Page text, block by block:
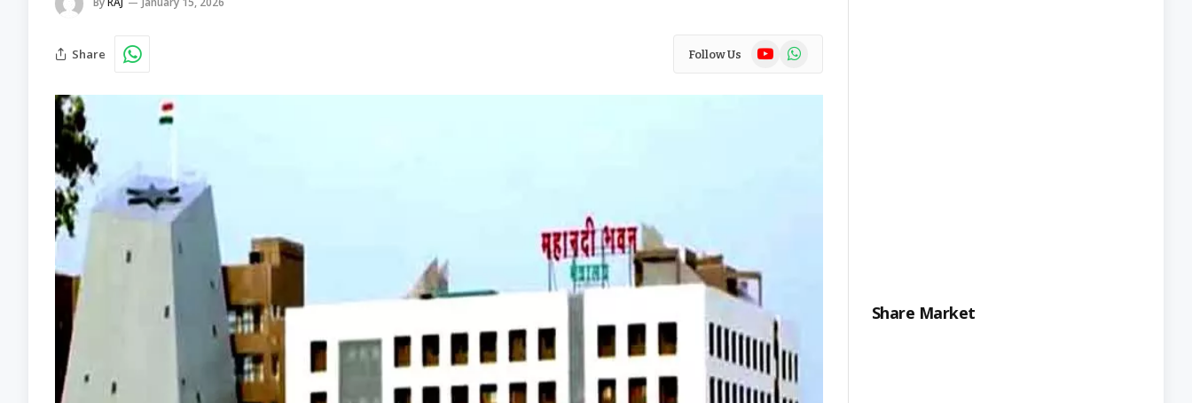
Share Follow Us YouTubeWhatsApp
Share Market